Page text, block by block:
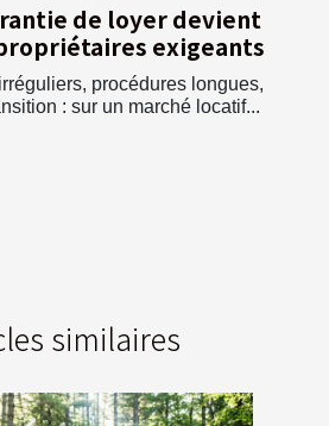
de loyer devient
exigeants
procédures longues,
: sur un marché locatif...
similaires